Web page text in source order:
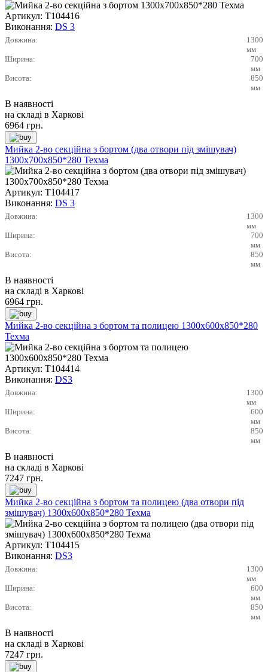
Артикул: Т104416
Виконання: DS 3
Довжина:
1300
мм
Ширина:
700
мм
Висота:
850
мм
В наявності
на складі в Харкові
6964 грн.
Мийка 2-во секційна з бортом (два отвори під змішувач)
1300х700х850*280 Техма
Артикул: Т104417
Виконання: DS 3
Довжина:
1300
мм
Ширина:
700
мм
Висота:
850
мм
В наявності
на складі в Харкові
6964 грн.
Мийка 2-во секційна з бортом та полицею 1300х600х850*280
Техма
Артикул: Т104414
Виконання: DS3
Довжина:
1300
мм
Ширина:
600
мм
Висота:
850
мм
В наявності
на складі в Харкові
7247 грн.
Мийка 2-во секційна з бортом та полицею (два отвори під
змішувач) 1300х600х850*280 Техма
Артикул: Т104415
Виконання: DS3
Довжина:
1300
мм
Ширина:
600
мм
Висота:
850
мм
В наявності
на складі в Харкові
7247 грн.